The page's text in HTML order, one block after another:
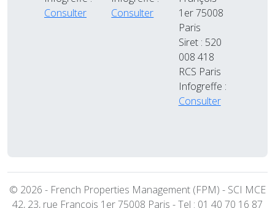
Consulter
Consulter
1er 75008
Paris
Siret : 520
008 418
RCS Paris
Infogreffe :
Consulter
© 2026 - French Properties Management (FPM) - SCI MCE
42, 23, rue François 1er 75008 Paris - Tel : 01 40 70 16 87